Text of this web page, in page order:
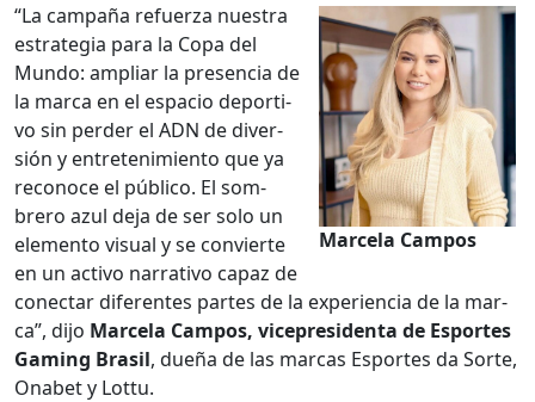
Marcela Cam­pos
“La cam­paña refuerza nues­tra
estrate­gia para la Copa del
Mun­do: ampli­ar la pres­en­cia de
la mar­ca en el espa­cio deporti­
vo sin perder el ADN de diver­
sión y entreten­imien­to que ya
reconoce el públi­co. El som­
brero azul deja de ser solo un
ele­men­to visu­al y se con­vierte
en un acti­vo nar­ra­ti­vo capaz de
conec­tar difer­entes partes de la expe­ri­en­cia de la mar­
ca”, dijo Marcela Cam­pos, vicepres­i­den­ta de Esportes
Gam­ing Brasil, dueña de las mar­cas Esportes da Sorte,
Ona­bet y Lot­tu.